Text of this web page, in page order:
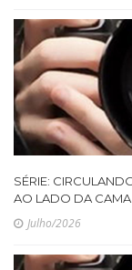
SÉRIE:
AO LADO DA CAMA
Julho/2026